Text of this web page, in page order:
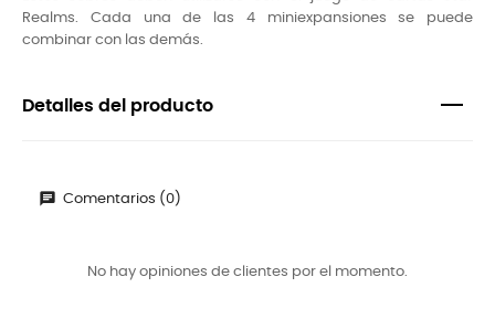
Realms. Cada una de las 4 miniexpansiones se puede
combinar con las demás.
Detalles del producto
Comentarios (0)
No hay opiniones de clientes por el momento.